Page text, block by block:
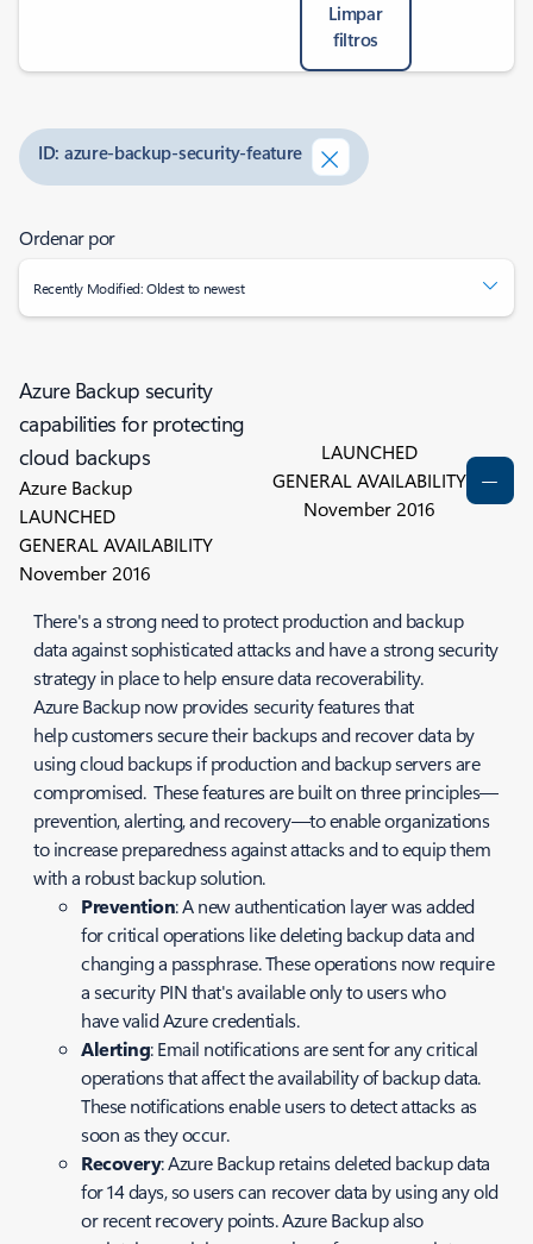
Limpar
filtros
ID: azure-backup-security-feature
Ordenar por
Recently Modified: Oldest to newest
Azure Backup security
capabilities for protecting
cloud backups
Azure Backup
LAUNCHED
GENERAL AVAILABILITY
November 2016
LAUNCHED
GENERAL AVAILABILITY
November 2016
There's a strong need to protect production and backup
data against sophisticated attacks and have a strong security
strategy in place to help ensure data recoverability.
Azure Backup now provides security features that
help customers secure their backups and recover data by
using cloud backups if production and backup servers are
compromised. These features are built on three principles—
prevention,alerting, andrecovery—to enable organizations
to increase preparedness against attacks and to equip them
with a robust backup solution.
Prevention: A new authentication layer was added
for critical operations like deleting backup data and
changing a passphrase. These operations now require
a security PIN that's available only to users who
have valid Azure credentials.
Alerting: Email notifications are sent for any critical
operations that affect the availability of backup data.
These notifications enable users to detect attacks as
soon as they occur.
Recovery: Azure Backup retains deleted backup data
for 14 days, so users can recover data by using any old
or recent recovery points. Azure Backup also